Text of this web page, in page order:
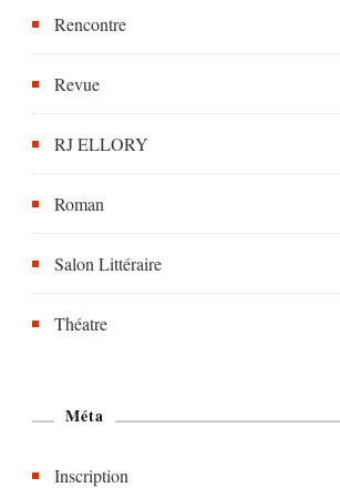
Rencontre
Revue
RJ ELLORY
Roman
Salon Littéraire
Théatre
Méta
Inscription